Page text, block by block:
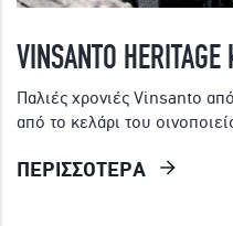
VINSANTO
Παλιές χρονιές Vinsanto
από το κελάρι του
ΠΕΡΙΣΣΟΤΕΡΑ